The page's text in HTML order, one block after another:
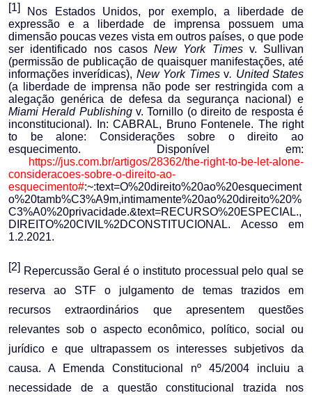
[1]
Nos Estados Unidos, por exemplo, a liberdade de
expressão e a liberdade de imprensa possuem uma
dimensão poucas vezes vista em outros países, o que pode
ser identificado nos casos New York Timesv. Sullivan
(permissão de publicação de quaisquer manifestações, até
informações inverídicas), New York Timesv. United States
(a liberdade de imprensa não pode ser restringida com a
alegação genérica de defesa da segurança nacional) e
Miami Herald Publishingv. Tornillo (o direito de resposta é
inconstitucional). In: CABRAL, Bruno Fontenele. The right
to be alone: Considerações sobre o direito ao
esquecimento. Disponível em:
https://jus.com.br/artigos/28362/the-right-to-be-let-alone-
consideracoes-sobre-o-direito-ao-
esquecimento#:~:text=O%20direito%20ao%20esqueciment
o%20tamb%C3%A9m,intimamente%20ao%20direito%20%
C3%A0%20privacidade.&text=RECURSO%20ESPECIAL.,
DIREITO%20CIVIL%2DCONSTITUCIONAL. Acesso em
1.2.2021.
[2] Repercussão Geral é o instituto processual pelo qual se
reserva ao STF o julgamento de temas trazidos em
recursos extraordinários que apresentem questões
relevantes sob o aspecto econômico, político, social ou
jurídico e que ultrapassem os interesses subjetivos da
causa. A Emenda Constitucional nº 45/2004 incluiu a
necessidade de a questão constitucional trazida nos